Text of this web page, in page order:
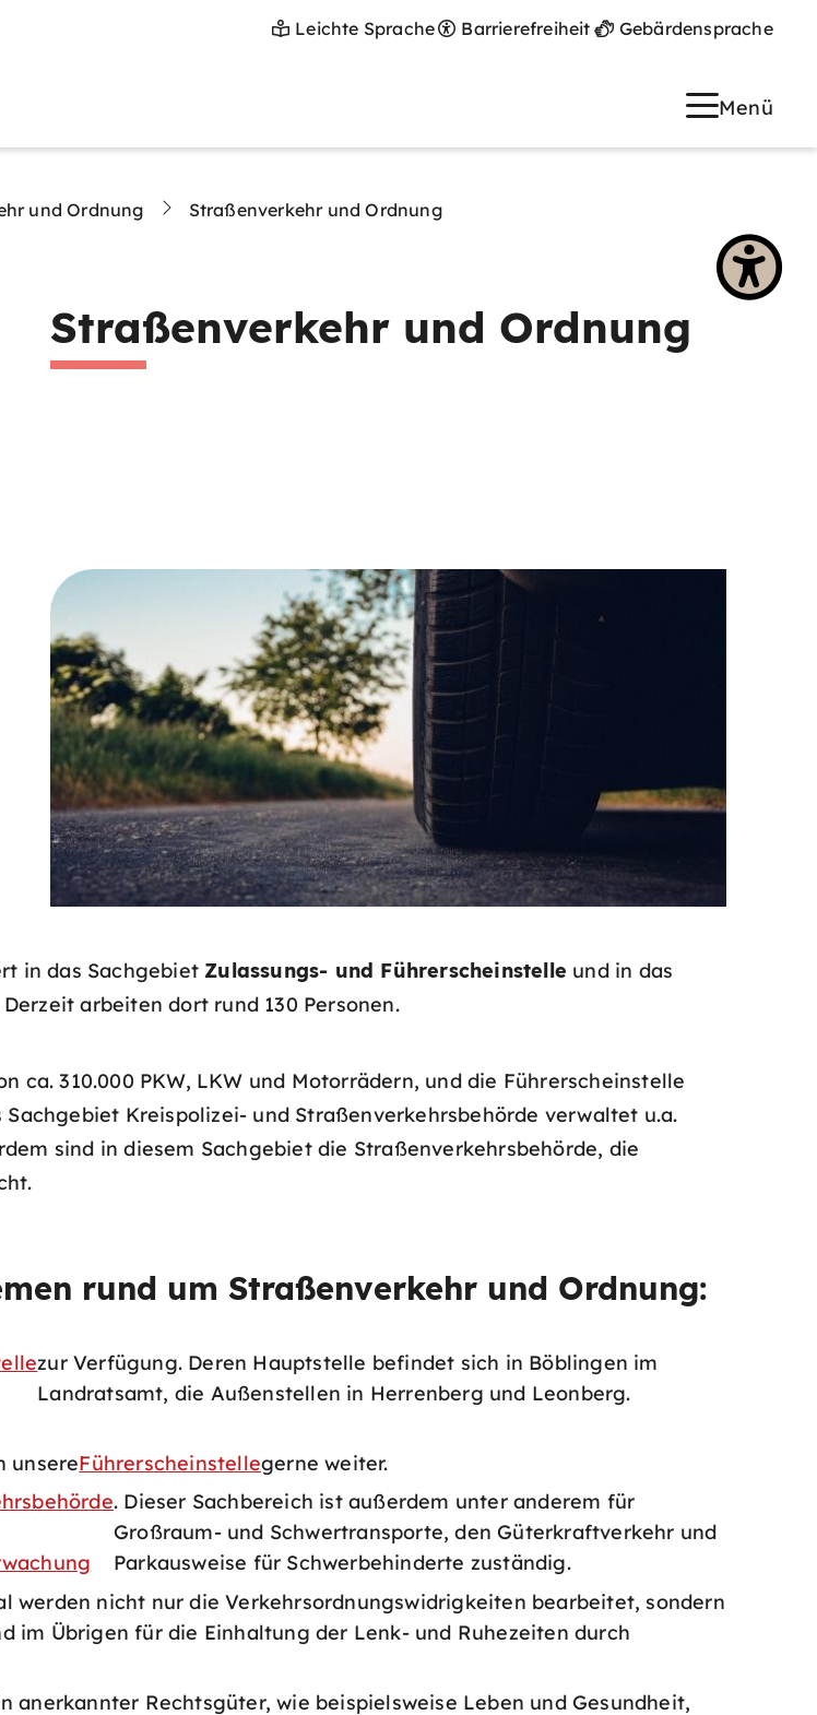
Leichte Sprache Barrierefreiheit Gebärdensprache
Menü
und Ordnung Straßenverkehr und Ordnung
Straßenverkehr und Ordnung
in das Sachgebiet Zulassungs- und Führerscheinstelle und in das
Derzeit arbeiten dort rund 130 Personen.
310.000 PKW, LKW und Motorrädern, und die Führerscheinstelle
Kreispolizei- und Straßenverkehrsbehörde verwaltet u.a.
sind in diesem Sachgebiet die Straßenverkehrsbehörde, die
rund um Straßenverkehr und Ordnung:
zur Verfügung. Deren Hauptstelle befindet sich in Böblingen im
Landratsamt, die Außenstellen in Herrenberg und Leonberg.
unsereFührerscheinstellegerne weiter.
. Dieser Sachbereich ist außerdem unter anderem für
Großraum- und Schwertransporte, den Güterkraftverkehr und
Parkausweise für Schwerbehinderte zuständig.
werden nicht nur die Verkehrsordnungswidrigkeiten bearbeitet, sondern
im Übrigen für die Einhaltung der Lenk- und Ruhezeiten durch
anerkannter Rechtsgüter, wie beispielsweise Leben und Gesundheit,